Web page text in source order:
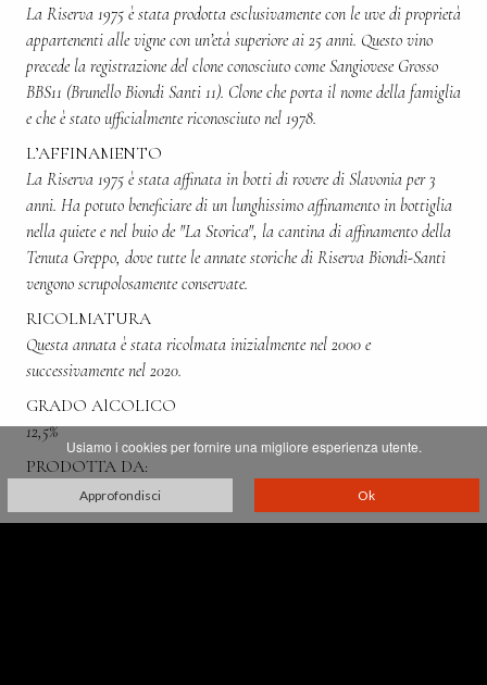
La Riserva 1975 è stata prodotta esclusivamente con le uve di proprietà
appartenenti alle vigne con un’età superiore ai 25 anni. Questo vino
precede la registrazione del clone conosciuto come Sangiovese Grosso
BBS11 (Brunello Biondi Santi 11). Clone che porta il nome della famiglia
e che è stato ufficialmente riconosciuto nel 1978.
L’AFFINAMENTO
La Riserva 1975 è stata affinata in botti di rovere di Slavonia per 3
anni. Ha potuto beneficiare di un lunghissimo affinamento in bottiglia
nella quiete e nel buio de "La Storica", la cantina di affinamento della
Tenuta Greppo, dove tutte le annate storiche di Riserva Biondi-Santi
vengono scrupolosamente conservate.
RICOLMATURA
Questa annata è stata ricolmata inizialmente nel 2000 e
successivamente nel 2020.
GRADO AlCOLICO
12,5%
PRODOTTA DA:
Franco Biondi Santi
Usiamo i cookies per fornire una migliore esperienza utente.
Approfondisci Ok